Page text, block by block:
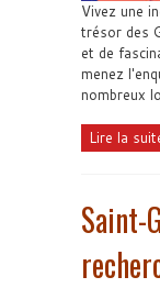
Vivez une
trésor des
et de
menez
nombreux
Lire la
Saint-